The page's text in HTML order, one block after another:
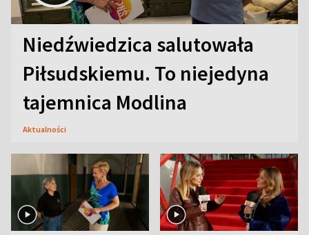
Niedźwiedzica salutowała
Piłsudskiemu. To niejedyna
tajemnica Modlina
Aktualności